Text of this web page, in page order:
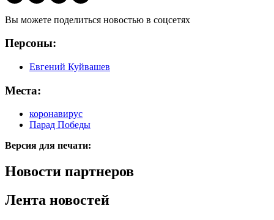
Вы можете поделиться новостью в соцсетях
Персоны:
Евгений Куйвашев
Места:
коронавирус
Парад Победы
Версия для печати:
Новости партнеров
Лента новостей